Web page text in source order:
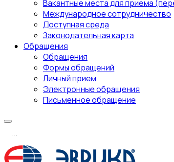
Вакантные места для приема
Международное сотрудничество
Доступная среда
Законодательная карта
Обращения
Обращения
Формы обращений
Личный прием
Электронные обращения
Письменное обращение
...